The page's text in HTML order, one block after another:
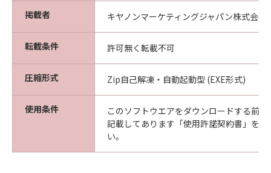
掲載者 キヤノンマーケティングジャパン株式会社
転載条件 許可無く転載不可
圧縮形式 Zip自己解凍・自動起動型 (EXE形式)
使用条件
このソフトウエアをダウンロードする前
記載してあります「使用許諾契約書」を
い。